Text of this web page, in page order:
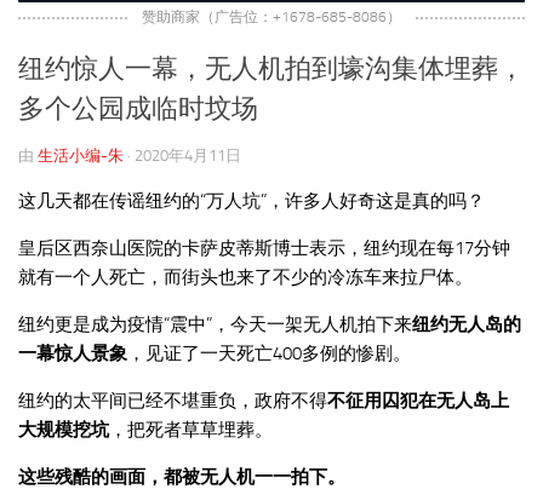
赞助商家（广告位：+1678-685-8086）
纽约惊人一幕，无人机拍到壕沟集体埋葬，
多个公园成临时坟场
由 生活小编-朱 · 2020年4月11日
这几天都在传谣纽约的“万人坑”，许多人好奇这是真的吗？
皇后区西奈山医院的卡萨皮蒂斯博士表示，纽约现在每17分钟
就有一个人死亡，而街头也来了不少的冷冻车来拉尸体。
纽约更是成为疫情“震中”，今天一架无人机拍下来纽约无人岛的
一幕惊人景象 ，见证了一天死亡400多例的惨剧。
纽约的太平间已经不堪重负，政府不得不征用囚犯在无人岛上
大规模挖坑，把死者草草埋葬。
这些残酷的画面，都被无人机一一拍下。